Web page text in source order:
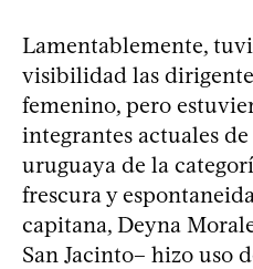
Lamentablemente,
visibilidad las
femenino, pero
integrantes actuales
uruguaya de la
frescura y
capitana, Deyna
San Jacinto– hizo uso